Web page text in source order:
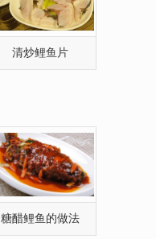
干清蒸鲤鱼的做法